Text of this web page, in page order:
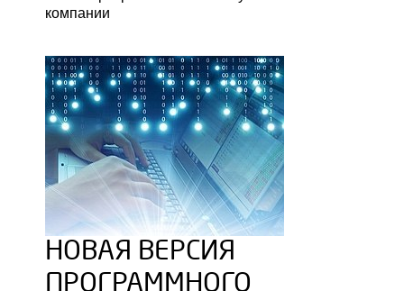
компании
НОВАЯ ВЕРСИЯ
ПРОГРАММНОГО